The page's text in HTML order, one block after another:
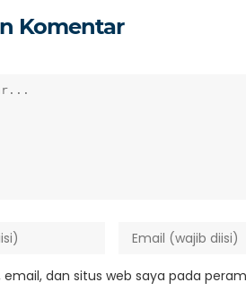
Komentar
dan situs web saya pada